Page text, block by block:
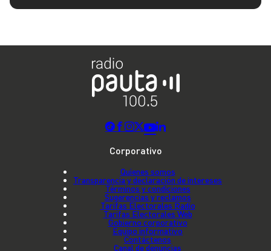
Corporativo
Quienes somos
Transparencia y declaración de intereses
Términos y condiciones
Sugerencias y reclamos
Tarifas Electorales Radio
Tarifas Electorales Web
Gobierno corporativo
Equipo informativo
Contáctenos
Canal de denuncias